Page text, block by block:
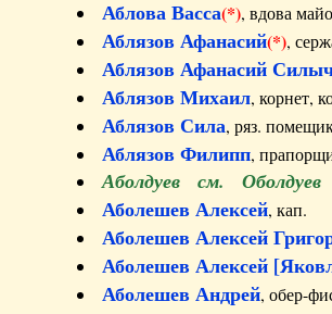
Аблова Васса(*), вдова
Аблязов Афанасий(*),
Аблязов Афанасий
Аблязов Михаил, корнет,
Аблязов Сила, ряз.
Аблязов Филипп,
Аболдуев см. Оболдуев
Аболешев Алексей,
Аболешев Алексей
Аболешев Алексей
Аболешев Андрей, обер-